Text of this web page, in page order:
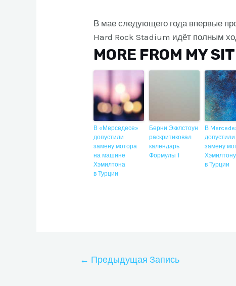
В мае следующего года впервые
Hard Rock Stadium идёт полным
MORE FROM MY
В «Мерседесе»
допустили
замену мотора
на машине
Хэмилтона
в Турции
Берни Экклстоун
раскритиковал
календарь
Формулы 1
В
допустили
замену
Хэмилтону
в Турции
Навигация
← Предыдущая Запись